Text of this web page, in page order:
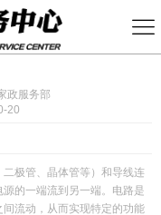
政服务部
20
极管、晶体管等）和导线连
的一端流到另一端。电路是
流动，从而实现特定的功能